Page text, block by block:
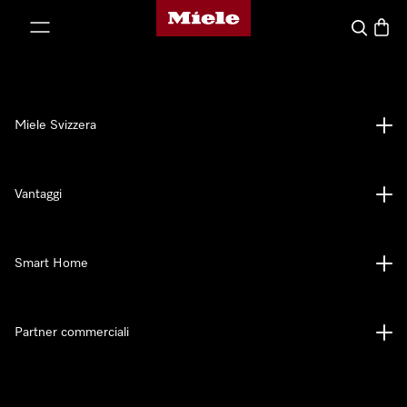
Homepage di Miele
Cerca
Miele Svizzera
Vantaggi
Smart Home
Partner commerciali